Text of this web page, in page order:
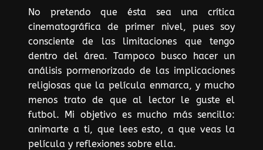
No pretendo que ésta sea una crítica
cinematográfica de primer nivel, pues soy
consciente de las limitaciones que tengo
dentro del área. Tampoco busco hacer un
análisis pormenorizado de las implicaciones
religiosas que la película enmarca, y mucho
menos trato de que al lector le guste el
futbol. Mi objetivo es mucho más sencillo:
animarte a ti, que lees esto, a que veas la
película y reflexiones sobre ella.